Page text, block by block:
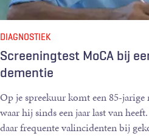
Screeningtest MoCA bij
dementie
DIAGNOSTIEK
Op je spreekuur komt een 85-jarige
waar hij sinds een jaar last van
daar frequente valincidenten bij